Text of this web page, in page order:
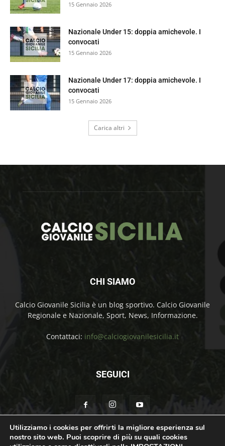
15 Gennaio 2026
Nazionale Under 15: doppia amichevole. I
convocati
15 Gennaio 2026
Nazionale Under 17: doppia amichevole. I
convocati
15 Gennaio 2026
Carica altri
CHI SIAMO
Calcio Giovanile Sicilia è un blog sportivo. Calcio Giovanile
Regionale e Nazionale, Sport, News, Informazione.
Contattaci: info@calciogiovanilesicilia.it
SEGUICI
Chi Siamo Contatti Cookie Policy Privacy Policy
Utilizziamo i cookies per offrirti la migliore esperienza sul
nostro sito web. Puoi scoprire di più su quali cookies